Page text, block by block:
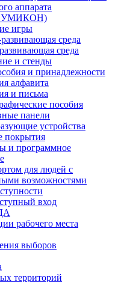
аппарата
игры
среда
среда
и стенды
и принадлежности
алфавита
и письма
пособия
панели
устройства
покрытия
и программное
для людей с
возможностями
вход
рабочего места
выборов
территорий